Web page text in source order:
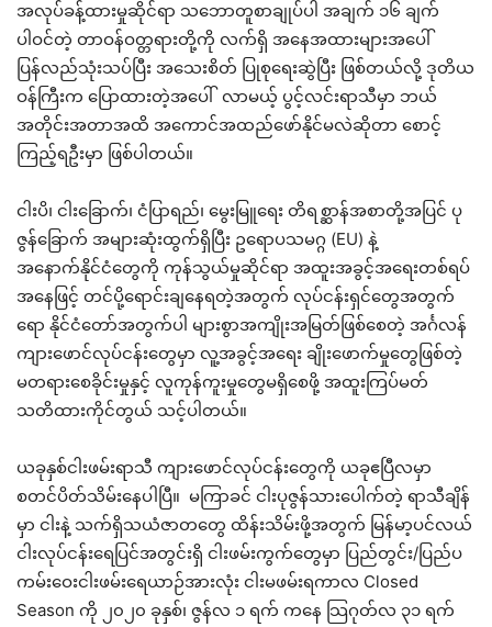
အလုပ်ခန့်ထားမှုဆိုင်ရာ သဘောတူစာချုပ်ပါ အချက် ၁၆ ချက်
ပါဝင်တဲ့ တာဝန်ဝတ္တရားတို့ကို လက်ရှိ အနေအထားများအပေါ်
ပြန်လည်သုံးသပ်ပြီး အသေးစိတ် ပြုစုရေးဆွဲပြီး ဖြစ်တယ်လို့ ဒုတိယ
ဝန်ကြီးက ပြောထားတဲ့အပေါ် လာမယ့် ပွင့်လင်းရာသီမှာ ဘယ်
အတိုင်းအတာအထိ အကောင်အထည်ဖော်နိုင်မလဲဆိုတာ စောင့်
ကြည့်ရဦးမှာ ဖြစ်ပါတယ်။
ငါးပိ၊ ငါးခြောက်၊ ငံပြာရည်၊ မွေးမြူရေး တိရစ္ဆာန်အစာတို့အပြင် ပု
ဇွန်ခြောက် အများဆုံးထွက်ရှိပြီး ဥရောပသမဂ္ဂ (EU) နဲ့
အနောက်နိုင်ငံတွေကို ကုန်သွယ်မှုဆိုင်ရာ အထူးအခွင့်အရေးတစ်ရပ်
အနေဖြင့် တင်ပို့ရောင်းချနေရတဲ့အတွက် လုပ်ငန်းရှင်တွေအတွက်
ရော နိုင်ငံတော်အတွက်ပါ များစွာအကျိုးအမြတ်ဖြစ်စေတဲ့ အင်္ဂလန်
ကျားဖောင်လုပ်ငန်းတွေမှာ လူ့အခွင့်အရေး ချိုးဖောက်မှုတွေဖြစ်တဲ့
မတရားစေခိုင်းမှုနှင့် လူကုန်ကူးမှုတွေမရှိစေဖို့ အထူးကြပ်မတ်
သတိထားကိုင်တွယ် သင့်ပါတယ်။
ယခုနှစ်ငါးဖမ်းရာသီ ကျားဖောင်လုပ်ငန်းတွေကို ယခုဧပြီလမှာ
စတင်ပိတ်သိမ်းနေပါပြီ။ မကြာခင် ငါးပုဇွန်သားပေါက်တဲ့ ရာသီချိန်
မှာ ငါးနဲ့ သက်ရှိသယံဇာတတွေ ထိန်းသိမ်းဖို့အတွက် မြန်မာ့ပင်လယ်
ငါးလုပ်ငန်းရေပြင်အတွင်းရှိ ငါးဖမ်းကွက်တွေမှာ ပြည်တွင်း/ပြည်ပ
ကမ်းဝေးငါးဖမ်းရေယာဉ်အားလုံး ငါးမဖမ်းရကာလ Closed
Season ကို ၂၀၂၀ ခုနှစ်၊ ဇွန်လ ၁ ရက် ကနေ သြဂုတ်လ ၃၁ ရက်